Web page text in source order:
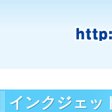
インクジェッ